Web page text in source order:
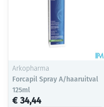
Arkopharma
Forcapil Spray A/haaruitval
125ml
€ 34,44